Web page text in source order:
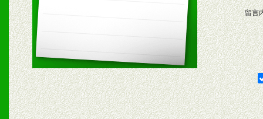
五、退换货制度
1、给予前期市场操作一定
2、对于临期，滞销品给予
六、服务优势
留言